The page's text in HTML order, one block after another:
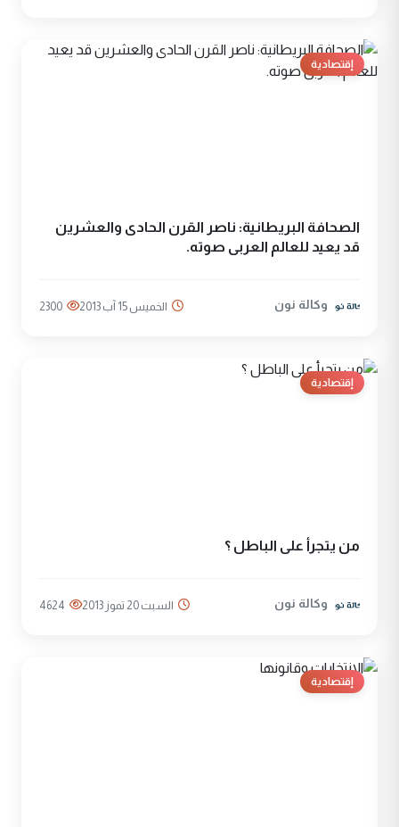
إقتصادية
الصحافة البريطانية: ناصر القرن الحادى والعشرين
قد يعيد للعالم العربى صوته.
وكالة نون الخميس 15 آب 2013 2300
إقتصادية
من يتجرأ على الباطل ؟
وكالة نون السبت 20 تموز 2013 4624
إقتصادية